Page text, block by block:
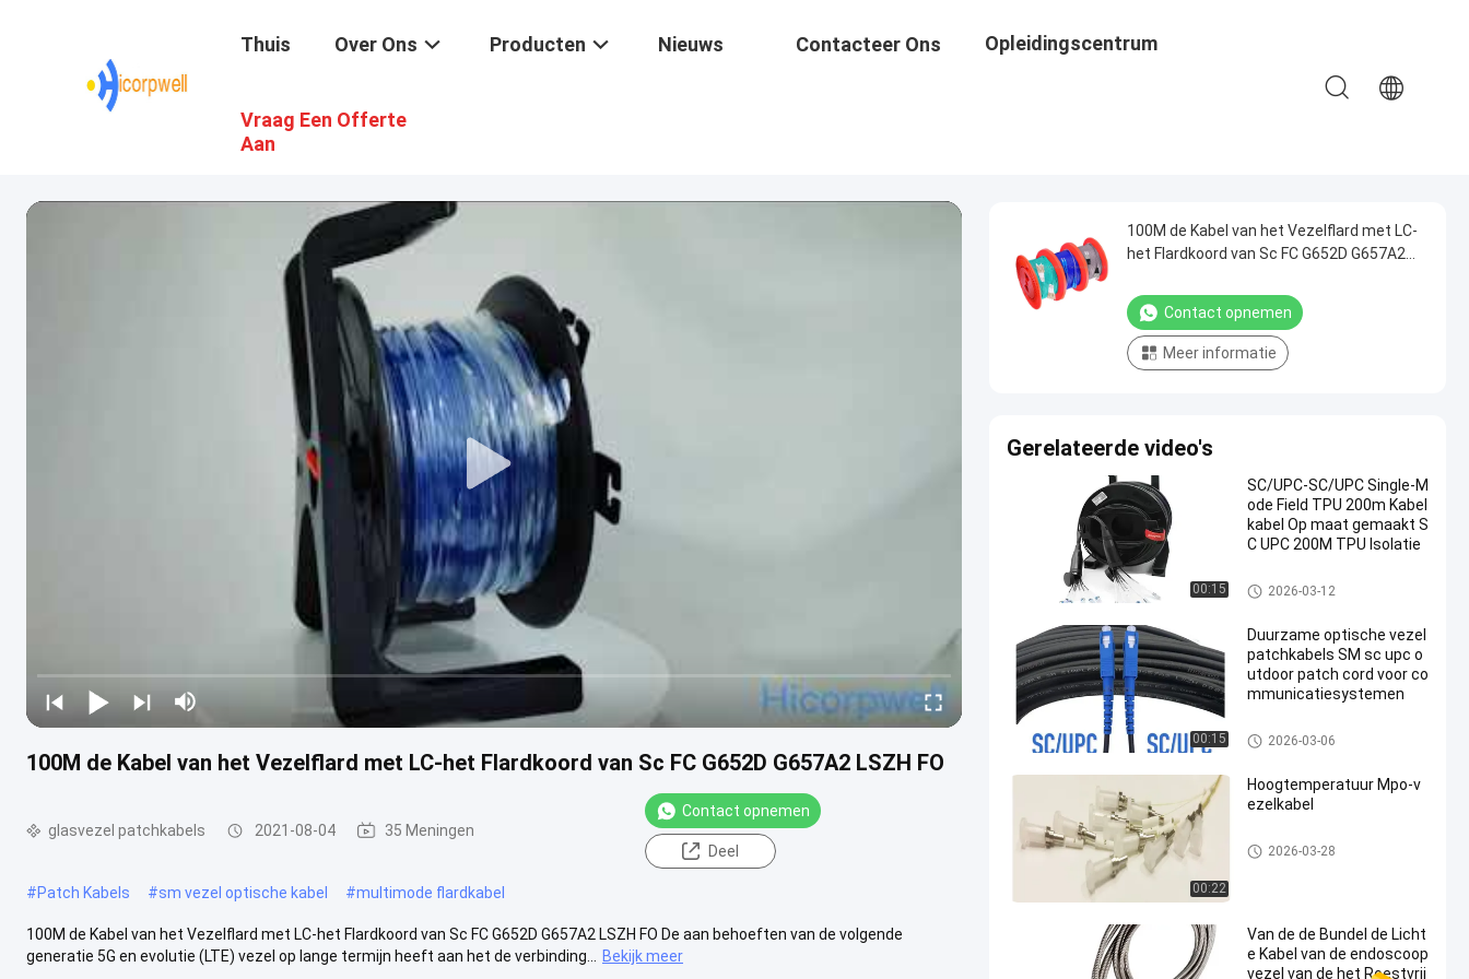
Thuis Over Ons Producten Nieuws Contacteer Ons Opleidingscentrum
Vraag Een Offerte
Aan
100M de Kabel van het Vezelflard met LC-het Flardkoord van Sc FC G652D G657A2 LSZH FO
glasvezel patchkabels 2021-08-04 35 Meningen
Contact opnemen
Deel
#Patch Kabels #sm vezel optische kabel #multimode flardkabel
100M de Kabel van het Vezelflard met LC-het Flardkoord van Sc FC G652D G657A2 LSZH FO De aan behoeften van de volgende
generatie 5G en evolutie (LTE) vezel op lange termijn heeft aan het de verbinding...
Bekijk meer
100M de Kabel van het Vezelflard met LC-
het Flardkoord van Sc FC G652D G657A2
Contact opnemen
Meer informatie
Gerelateerde video's
00:15
SC/UPC-SC/UPC Single-M
ode Field TPU 200m Kabel
kabel Op maat gemaakt S
C UPC 200M TPU Isolatie
glasvezel patchkabels
2026-03-12
00:15
Duurzame optische vezel
patchkabels SM sc upc o
utdoor patch cord voor co
mmunicatiesystemen
glasvezel patchkabels
2026-03-06
00:22
Hoogtemperatuur Mpo-v
ezelkabel
glasvezel patchkabels
2026-03-28
Van de de Bundel de Licht
e Kabel van de endoscoop
vezel van de het Roestvrij